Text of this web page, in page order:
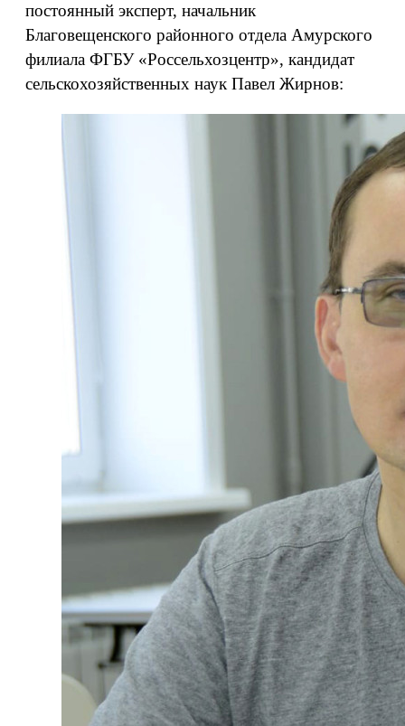
постоянный эксперт, начальник
Благовещенского районного отдела Амурского
филиала ФГБУ «Россельхозцентр», кандидат
сельскохозяйственных наук Павел Жирнов: